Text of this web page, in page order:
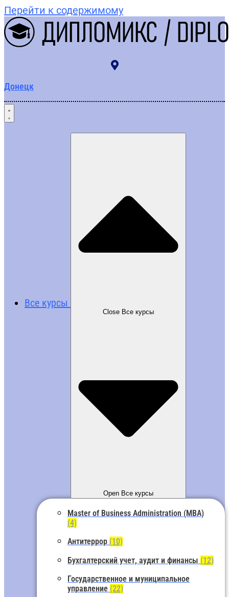
Перейти к содержимому
Донецк
Все курсы
Close Все курсы
Open Все курсы
Master of Business Administration (MBA)
(4)
Антитеррор (10)
Бухгалтерский учет, аудит и финансы (12)
Государственное и муниципальное
управление (22)